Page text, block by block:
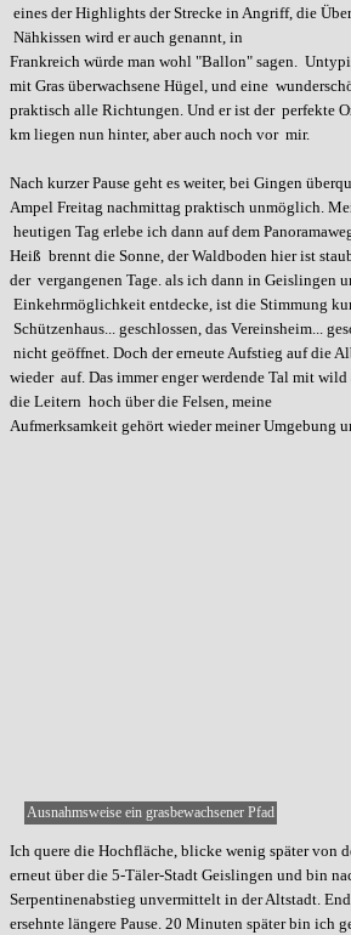
eines der Highlights der Strecke in Angriff, die
Nähkissen wird er auch genannt, in
Frankreich würde man wohl "Ballon" sagen.
mit Gras überwachsene Hügel, und eine
praktisch alle Richtungen. Und er ist der perfekte
km liegen nun hinter, aber auch noch vor mir.
Nach kurzer Pause geht es weiter, bei Gingen
Ampel Freitag nachmittag praktisch unmöglich.
heutigen Tag erlebe ich dann auf dem
Heiß brennt die Sonne, der Waldboden hier ist
der vergangenen Tage. als ich dann in Geislingen
Einkehrmöglichkeit entdecke, ist die Stimmung
Schützenhaus... geschlossen, das Vereinsheim...
nicht geöffnet. Doch der erneute Aufstieg auf die
wieder auf. Das immer enger werdende Tal mit
die Leitern hoch über die Felsen, meine
Aufmerksamkeit gehört wieder meiner Umgebung
Ausnahmsweise ein grasbewachsener Pfad
Ich quere die Hochfläche, blicke wenig später von
erneut über die 5-Täler-Stadt Geislingen und bin
Serpentinenabstieg unvermittelt in der Altstadt.
ersehnte längere Pause. 20 Minuten später bin ich